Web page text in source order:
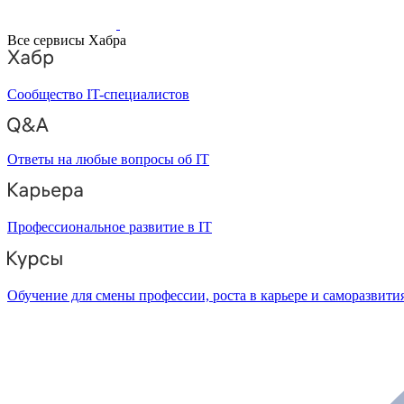
Все сервисы Хабра
Сообщество IT-специалистов
Ответы на любые вопросы об IT
Профессиональное развитие в IT
Обучение для смены профессии, роста в карьере и